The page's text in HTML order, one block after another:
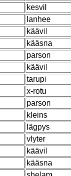
kesvil
lanhee
käävil
kääsna
parson
käävil
tarupi
x-rotu
parson
kleins
lägpys
vlyter
käävil
kääsna